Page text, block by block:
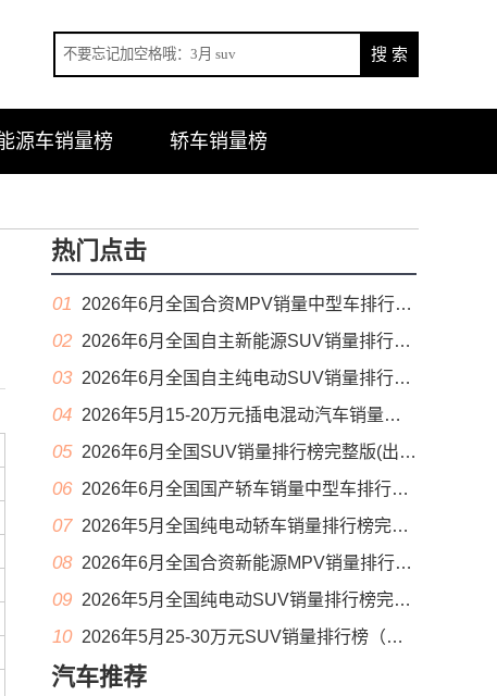
源车销量榜 轿车销量榜
热门点击
01 2026年6月全国合资MPV销量中型车排行榜完整版(零售量
02 2026年6月全国自主新能源SUV销量排行榜完整版(零售量
03 2026年6月全国自主纯电动SUV销量排行榜完整版(零售量
04 2026年5月15-20万元插电混动汽车销量排行榜（零售量）
05 2026年6月全国SUV销量排行榜完整版(出口量
06 2026年6月全国国产轿车销量中型车排行榜完整版(零售量
07 2026年5月全国纯电动轿车销量排行榜完整版(批发量
08 2026年6月全国合资新能源MPV销量排行榜完整版(零售量
09 2026年5月全国纯电动SUV销量排行榜完整版(零售量
10 2026年5月25-30万元SUV销量排行榜（零售量）
汽车推荐